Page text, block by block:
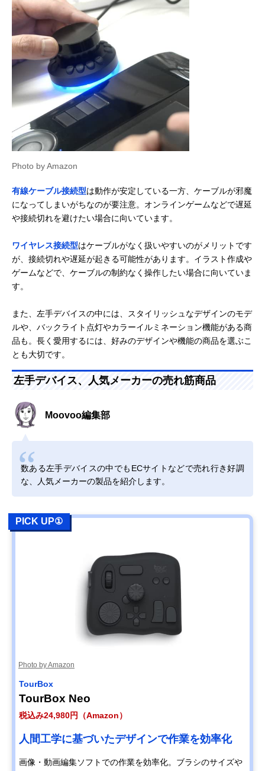
Photo by Amazon
有線ケーブル接続型は動作が安定している一方、ケーブルが邪魔
になってしまいがちなのが要注意。オンラインゲームなどで遅延
や接続切れを避けたい場合に向いています。
ワイヤレス接続型はケーブルがなく扱いやすいのがメリットです
が、接続切れや遅延が起きる可能性があります。イラスト作成や
ゲームなどで、ケーブルの制約なく操作したい場合に向いていま
す。
また、左手デバイスの中には、スタイリッシュなデザインのモデ
ルや、バックライト点灯やカラーイルミネーション機能がある商
品も。長く愛用するには、好みのデザインや機能の商品を選ぶこ
とも大切です。
左手デバイス、人気メーカーの売れ筋商品
Moovoo編集部
数ある左手デバイスの中でもECサイトなどで売れ行き好調
な、人気メーカーの製品を紹介します。
PICK UP①
Photo by Amazon
TourBox
TourBox Neo
税込み24,980円（Amazon）
人間工学に基づいたデザインで作業を効率化
画像・動画編集ソフトでの作業を効率化。ブラシのサイズや